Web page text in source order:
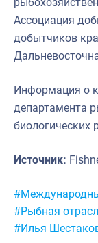
Ассоциация
добытчиков
Информация о
департамента
биологических
Источник:
Метки:
#Рыбная
#Илья